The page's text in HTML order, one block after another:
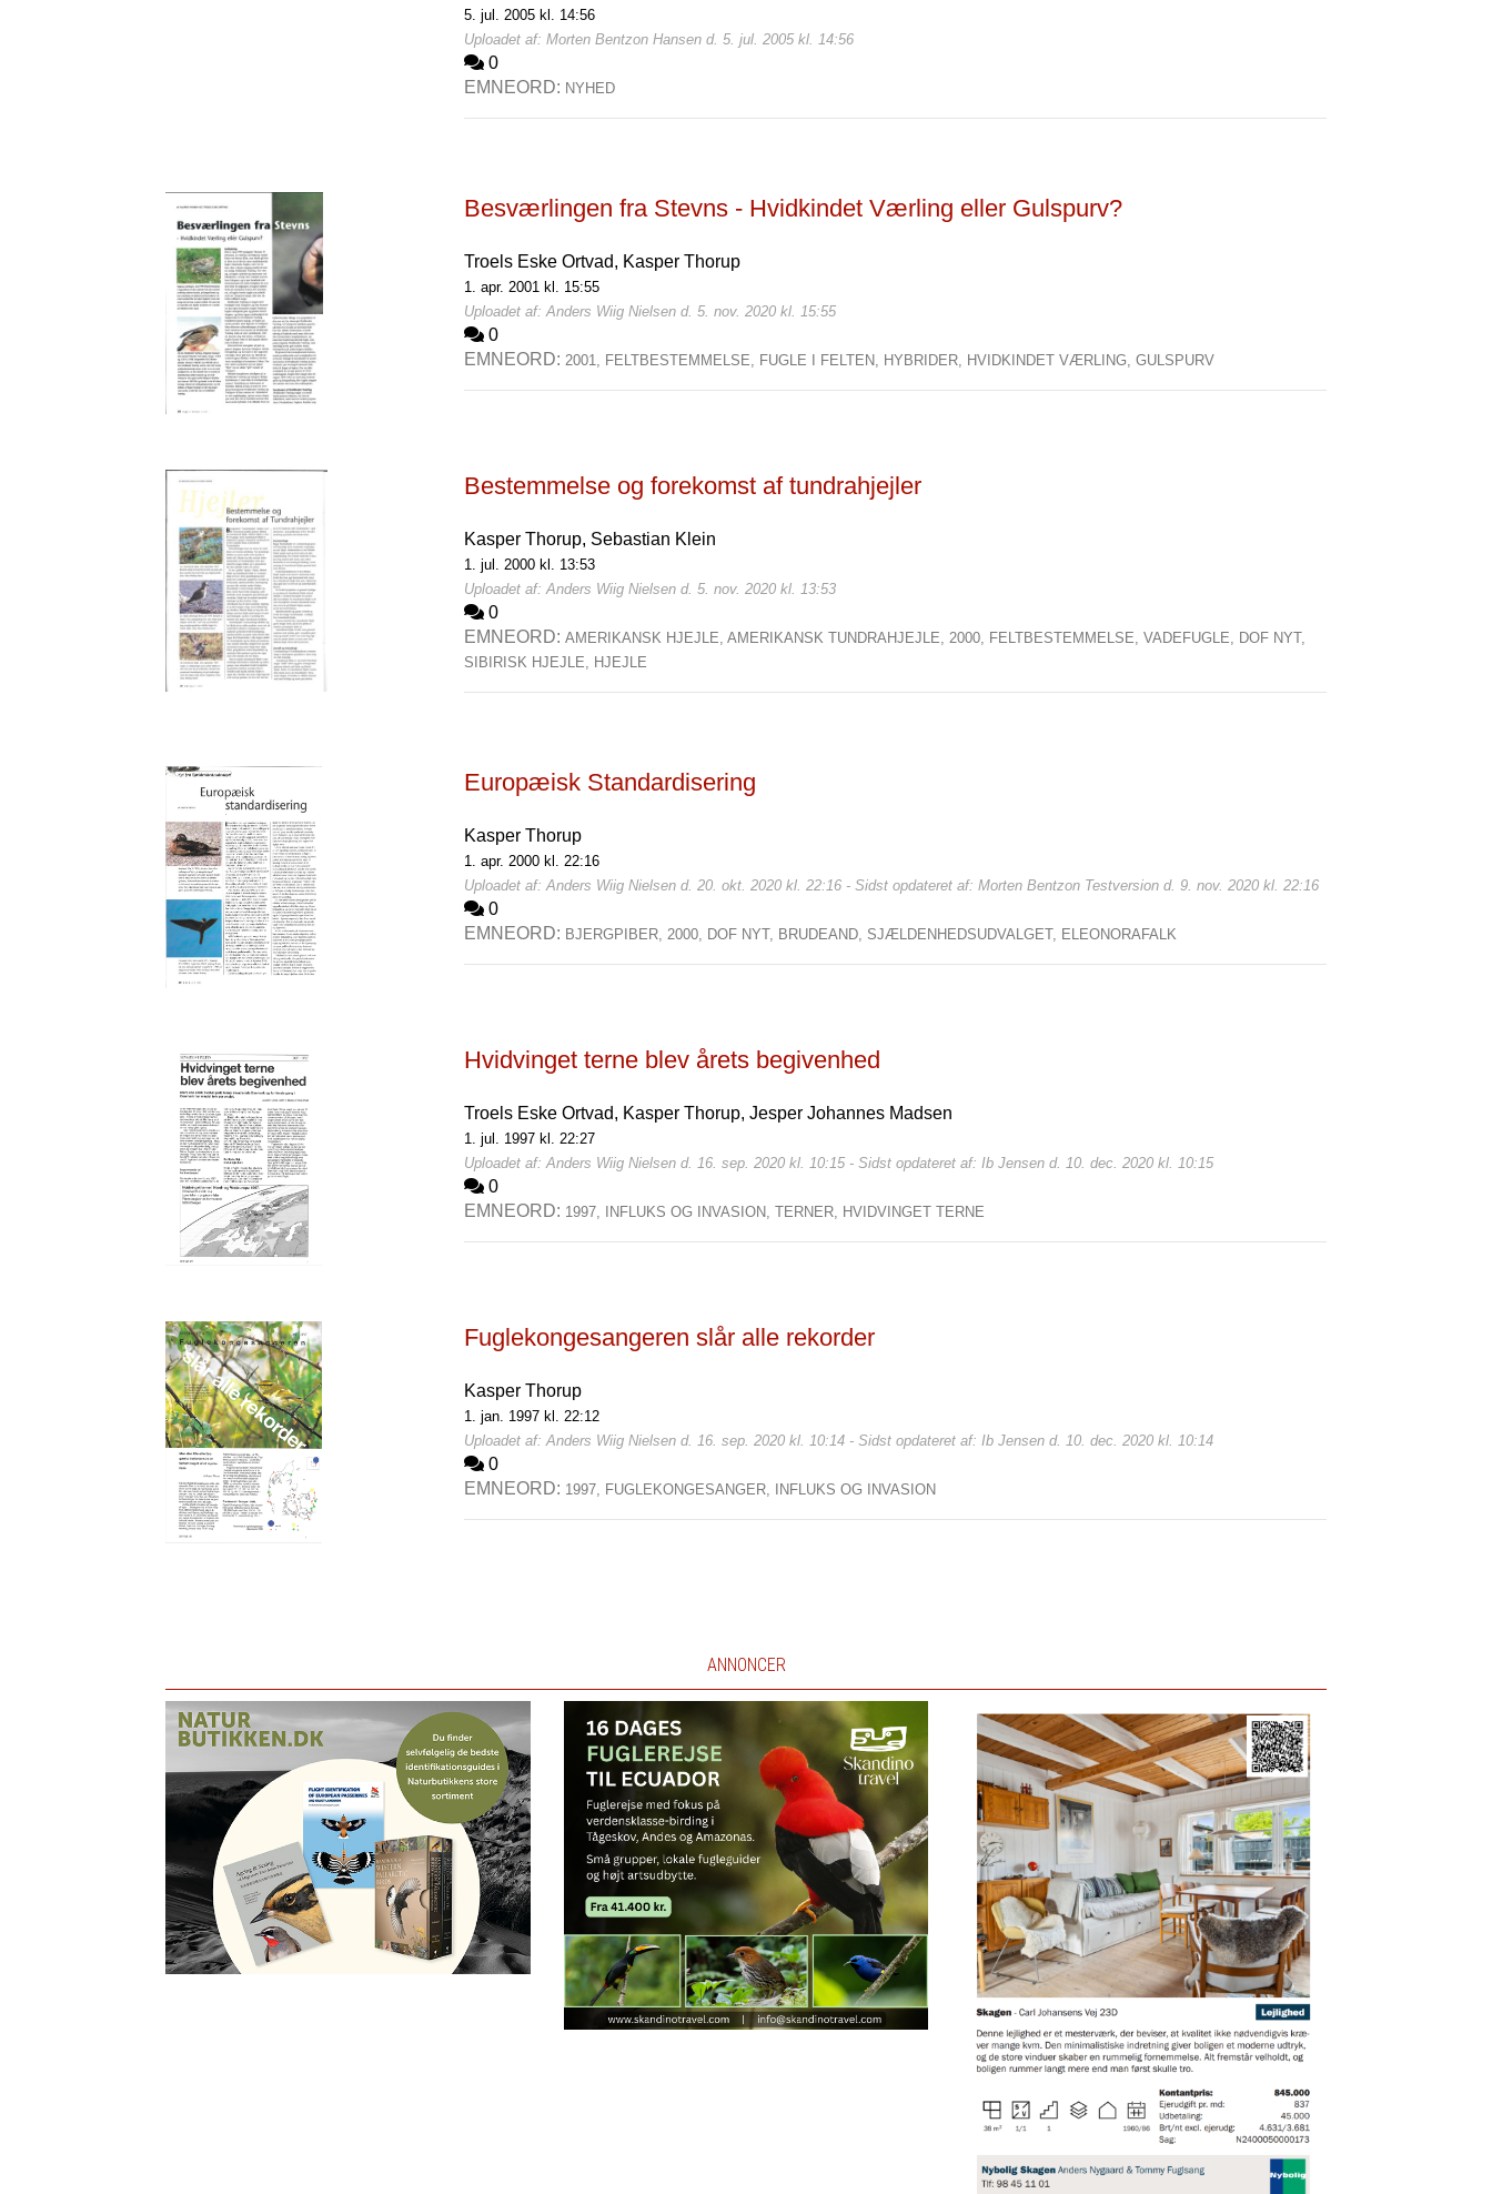
5. jul. 2005 kl. 14:56
Uploadet af: Morten Bentzon Hansen d. 5. jul. 2005 kl. 14:56
0
EMNEORD: NYHED
Besværlingen fra Stevns - Hvidkindet Værling eller Gulspurv?
Troels Eske Ortvad, Kasper Thorup
1. apr. 2001 kl. 15:55
Uploadet af: Anders Wiig Nielsen d. 5. nov. 2020 kl. 15:55
0
EMNEORD: 2001, FELTBESTEMMELSE, FUGLE I FELTEN, HYBRIDER, HVIDKINDET VÆRLING,GULSPURV
Bestemmelse og forekomst af tundrahjejler
Kasper Thorup, Sebastian Klein
1. jul. 2000 kl. 13:53
Uploadet af: Anders Wiig Nielsen d. 5. nov. 2020 kl. 13:53
0
EMNEORD:AMERIKANSK HJEJLE,AMERIKANSK TUNDRAHJEJLE,2000, FELTBESTEMMELSE,VADEFUGLE, DOF NYT,
SIBIRISK HJEJLE, HJEJLE
Europæisk Standardisering
Kasper Thorup
1. apr. 2000 kl. 22:16
Uploadet af: Anders Wiig Nielsen d. 20. okt. 2020 kl. 22:16 - Sidst opdateret af: Morten Bentzon Testversion d. 9. nov. 2020 kl. 22:16
0
EMNEORD: BJERGPIBER,2000, DOF NYT, BRUDEAND, SJÆLDENHEDSUDVALGET, ELEONORAFALK
Hvidvinget terne blev årets begivenhed
Troels Eske Ortvad, Kasper Thorup,Jesper Johannes Madsen
1. jul. 1997 kl. 22:27
Uploadet af: Anders Wiig Nielsen d. 16. sep. 2020 kl. 10:15 - Sidst opdateret af: Ib Jensen d. 10. dec. 2020 kl. 10:15
0
EMNEORD: 1997, INFLUKS OG INVASION,TERNER, HVIDVINGET TERNE
Fuglekongesangeren slår alle rekorder
Kasper Thorup
1. jan. 1997 kl. 22:12
Uploadet af: Anders Wiig Nielsen d. 16. sep. 2020 kl. 10:14 - Sidst opdateret af: Ib Jensen d. 10. dec. 2020 kl. 10:14
0
EMNEORD: 1997, FUGLEKONGESANGER, INFLUKS OG INVASION
ANNONCER